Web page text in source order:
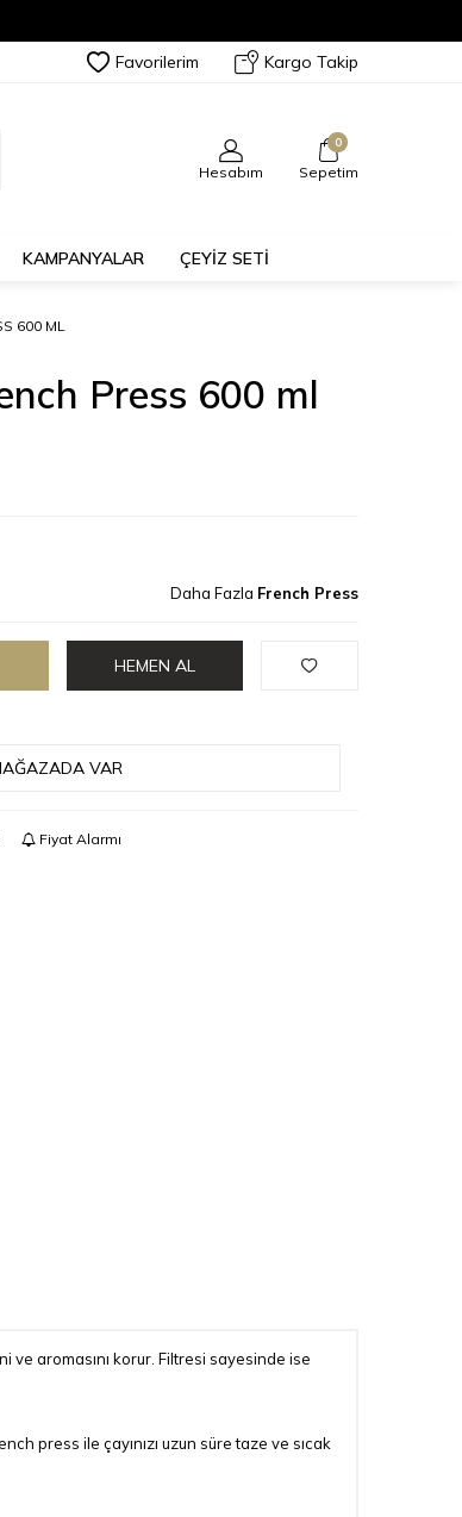
Favorilerim Kargo Takip
Hesabım
0
Sepetim
KAMPANYALAR ÇEYİZ SETİ
600 ML
Press 600 ml
Daha Fazla French Press
HEMEN AL
VAR
Fiyat Alarmı
ve aromasını korur. Filtresi sayesinde ise
press ile çayınızı uzun süre taze ve sıcak